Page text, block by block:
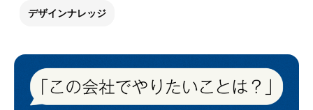
デザインナレッジ